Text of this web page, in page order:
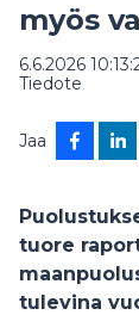
myös
6.6.2026
Tiedote
Jaa
tuore
tulevina